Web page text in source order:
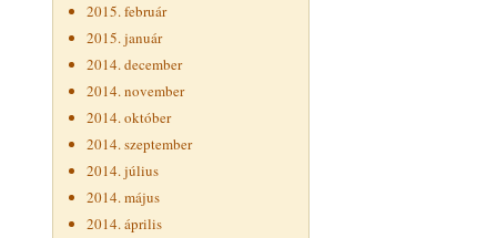
2015. február
2015. január
2014. december
2014. november
2014. október
2014. szeptember
2014. július
2014. május
2014. április